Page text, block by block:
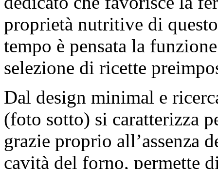
proprietà nutritive di
tempo è pensata la
selezione di ricette
Dal design minimal e
(foto sotto) si caratterizza
grazie proprio all’assenza
cavità del forno, permette